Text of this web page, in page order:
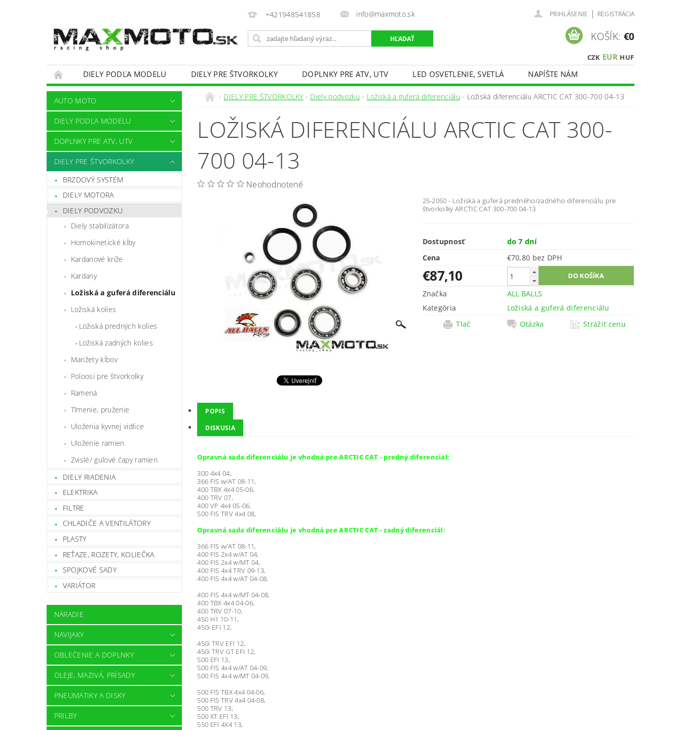
+421948541858 info@maxmoto.sk PRIHLÁSENIE | REGISTRÁCIA
CZK EUR HUF
KOŠÍK: €0
DIELY PODĽA MODELU DIELY PRE ŠTVORKOLKY DOPLNKY PRE ATV, UTV LED OSVETLENIE, SVETLÁ
NAPÍŠTE NÁM
OBCHODNÉ PODMIENKY
KONTAKTY
AUTO MOTO
DIELY PODĽA MODELU
DOPLNKY PRE ATV, UTV
DIELY PRE ŠTVORKOLKY
BRZDOVÝ SYSTÉM
DIELY MOTORA
DIELY PODVOZKU
Diely stabilizátora
Homokinetické kĺby
Kardanové kríže
Kardany
Ložiská a guferá diferenciálu
Ložiská kolies
Ložiská predných kolies
Ložiská zadných kolies
Manžety kĺbov
Poloosi pre štvorkolky
Ramená
Tlmenie, pruženie
Uloženia kyvnej vidlice
Uloženie ramien
Zvislé/ guľové čapy ramien
DIELY RIADENIA
ELEKTRIKA
FILTRE
CHLADIČE A VENTILÁTORY
PLASTY
REŤAZE, ROZETY, KOLIEČKA
SPOJKOVÉ SADY
VARIÁTOR
NÁRADIE
NAVIJAKY
OBLEČENIE A DOPLNKY
OLEJE, MAZIVÁ, PRÍSADY
PNEUMATIKY A DISKY
PRILBY
DIELY PRE ŠTVORKOLKY Diely podvozku Ložiská a guferá diferenciálu Ložiská diferenciálu ARCTIC CAT 300-700 04-13
LOŽISKÁ DIFERENCIÁLU ARCTIC CAT 300-
700 04-13
Neohodnotené
25-2050 - Ložiská a guferá predného/zadného diferenciálu pre
štvorkolky ARCTIC CAT 300-700 04-13
Dostupnosť
do 7 dní
Cena
€70,80 bez DPH
€87,10
Značka
ALL BALLS
Kategória
Ložiská a guferá diferenciálu
Tlač
Otázka Strážiť cenu
POPIS
DISKUSIA
Opravná sada diferenciálu je vhodná pre ARCTIC CAT - predný diferenciál:
300 4x4 04,
366 FIS w/AT 08-11,
400 TBX 4x4 05-06,
400 TRV 07,
400 VP 4x4 05-06,
500 FIS TRV 4x4 08,
Opravná sada diferenciálu je vhodná pre ARCTIC CAT - zadný diferenciál:
366 FIS w/AT 08-11,
400 FIS 2x4 w/AT 04,
400 FIS 2x4 w/MT 04,
400 FIS 4x4 TRV 09-13,
400 FIS 4x4 w/AT 04-08,
400 FIS 4x4 w/MT 04-08,
400 TBX 4x4 04-06,
400 TRV 07-10,
450 H1 10-11,
450i EFI 12,
450i TRV EFI 12,
450i TRV GT EFI 12,
500 EFI 13,
500 FIS 4x4 w/AT 04-09,
500 FIS 4x4 w/MT 04-09,
500 FIS TBX 4x4 04-06,
500 FIS TRV 4x4 04-08,
500 TRV 13,
500 XT EFI 13,
550 EFI 4X4 13,